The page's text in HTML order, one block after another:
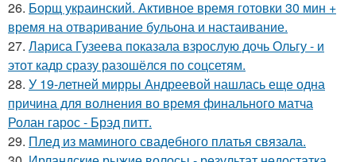
26. Борщ украинский. Активное время готовки 30 мин +
время на отваривание бульона и настаивание.
27. Лариса Гузеева показала взрослую дочь Ольгу - и
этот кадр сразу разошёлся по соцсетям.
28. У 19-летней мирры Андреевой нашлась еще одна
причина для волнения во время финального матча
Ролан гарос - Брэд питт.
29. Плед из маминого свадебного платья связала.